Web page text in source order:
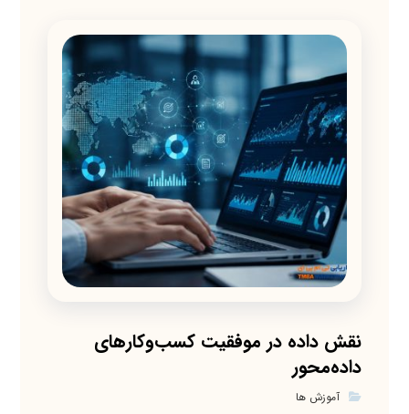
نقش داده در موفقیت کسب‌وکارهای
داده‌محور
آموزش ها